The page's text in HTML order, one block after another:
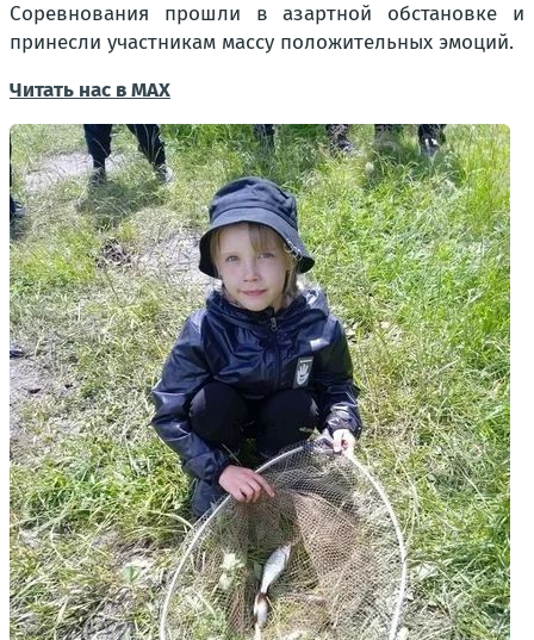
Соревнования прошли в азартной обстановке и
принесли участникам массу положительных эмоций.
Читать нас в МАХ